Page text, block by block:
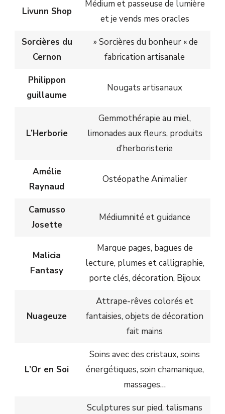
Livunn Shop
Médium et passeuse de lumière
et je vends mes oracles
Sorcières du
Cernon
» Sorcières du bonheur « de
fabrication artisanale
Philippon
guillaume
Nougats artisanaux
L’Herborie
Gemmothérapie au miel,
limonades aux fleurs, produits
d’herboristerie
Amélie
Raynaud
Ostéopathe Animalier
Camusso
Josette
Médiumnité et guidance
Malicia
Fantasy
Marque pages, bagues de
lecture, plumes et calligraphie,
porte clés, décoration, Bijoux
Nuageuze
Attrape-rêves colorés et
fantaisies, objets de décoration
fait mains
L’Or en Soi
Soins avec des cristaux, soins
énergétiques, soin chamanique,
massages…
Sculptures sur pied, talismans